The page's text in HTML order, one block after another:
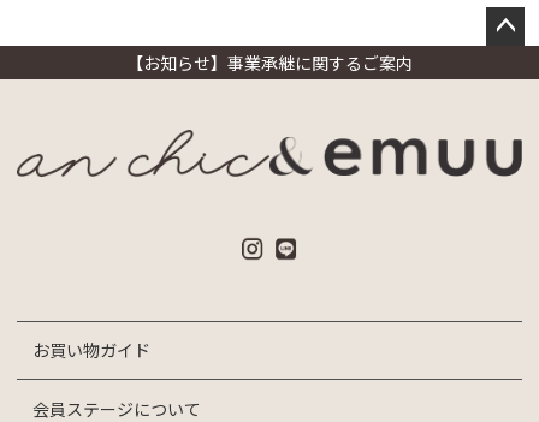
ジト
へ
【お知らせ】事業承継に関するご案内
お買い物ガイド
会員ステージについて